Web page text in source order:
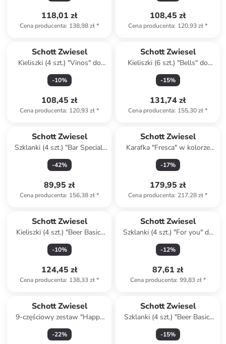
118,01 zł
Cena producenta: 138,98 zł*
108,45 zł
Cena producenta: 120,93 zł*
Schott Zwiesel
Kieliszki (4 szt.) "Vinos" do
wina- 613 ml
-10%
108,45 zł
Cena producenta: 120,93 zł*
Schott Zwiesel
Kieliszki (6 szt.) "Bells" do
białego wina - 380 ml
-15%
131,74 zł
Cena producenta: 155,30 zł*
Schott Zwiesel
Szklanki (4 szt.) "Bar Special"
do whiskey - 356 ml
-42%
89,95 zł
Cena producenta: 156,38 zł*
Schott Zwiesel
Karafka "Fresca" w kolorze
srebrnym - 1 l
-17%
179,95 zł
Cena producenta: 217,28 zł*
Schott Zwiesel
Kieliszki (4 szt.) "Beer Basic"
do piwa - 300 ml
-10%
124,45 zł
Cena producenta: 138,33 zł*
Schott Zwiesel
Szklanki (4 szt.) "For you" do
piwa - 330 ml
-12%
87,61 zł
Cena producenta: 99,83 zł*
Schott Zwiesel
9-częściowy zestaw "Happy
hours"
-22%
Schott Zwiesel
Szklanki (4 szt.) "Beer Basic"
do piwa- 300 ml
-15%